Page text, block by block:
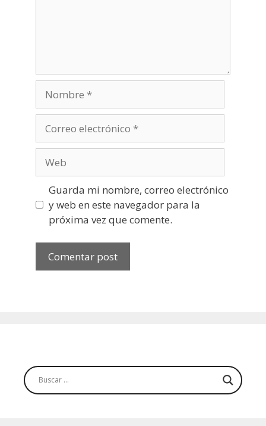
electrónico
Guarda mi nombre, correo electrónico
y web en este navegador para la
próxima vez que comente.